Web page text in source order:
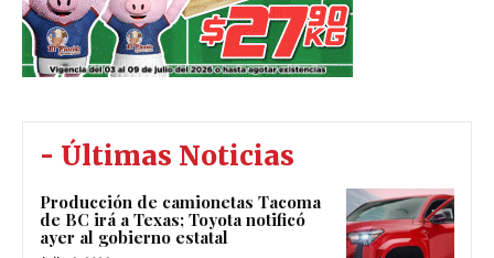
- Últimas Noticias
Producción de camionetas Tacoma
de BC irá a Texas; Toyota notificó
ayer al gobierno estatal